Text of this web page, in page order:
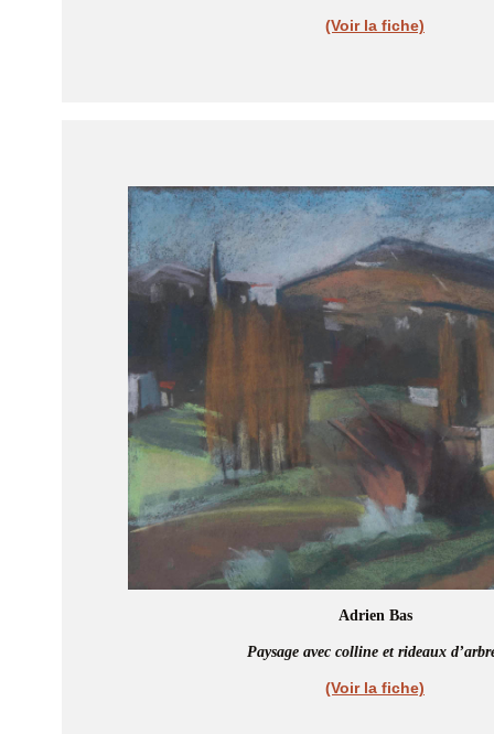
(Voir la fiche)
Adrien Bas
Paysage avec colline et rideaux
(Voir la fiche)